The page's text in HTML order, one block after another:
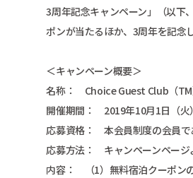
3周年記念キャンペーン」（以下
ポンが当たるほか、3周年を記念
＜キャンペーン概要＞
名称： Choice Guest Club（TM
開催期間： 2019年10月1日（火
応募資格： 本会員制度の会員で
応募方法： キャンペーンペー
内容： （1）無料宿泊クーポン